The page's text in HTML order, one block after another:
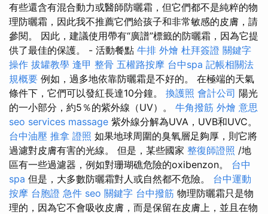
有些還含有混合動力或醫師防曬霜，但它們都不是純粹的物
理防曬霜，因此我不推薦它們給孩子和非常敏感的皮膚，請
參閱。 因此，建議使用帶有“廣譜”標籤的防曬霜，因為它提
供了最佳的保護。 - 活動餐點 牛排 外燴 杜拜簽證 關鍵字
操作 拔罐教學 逢甲 整骨 五權路按摩 台中spa 記帳相關法
規概要 例如，過多地依靠防曬霜是不好的。 在極端的天氣
條件下，它們可以發紅長達10分鐘。 換護照 會計公司 陽光
的一小部分，約5％的紫外線（UV）。 牛角撥筋 外燴 意思
seo services massage 紫外線分解為UVA，UVB和UVC。
台中油壓 推拿 證照 如果地球周圍的臭氧層足夠厚，則它將
過濾對皮膚有害的光線。 但是，某些國家 整復師證照 /地
區有一些過濾器，例如對珊瑚礁危險的oxibenzon。 台中
spa 但是，大多數防曬霜對人或自然都不危險。 台中運動
按摩 台胞證 急件 seo 關鍵字 台中撥筋 物理防曬霜只是物
理的，因為它不會吸收皮膚，而是保留在皮膚上，並且在物